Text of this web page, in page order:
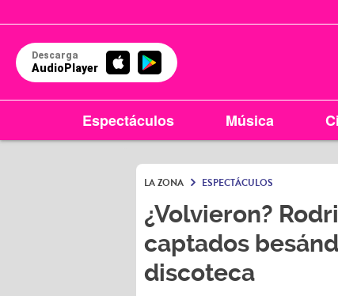
Descarga
AudioPlayer
Espectáculos Música
LA ZONA ESPECTÁCULOS
¿Volvieron?
captados
discoteca